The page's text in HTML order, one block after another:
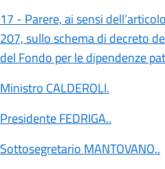
17 - Parere, ai sensi
207, sullo schema di decreto
del Fondo per le dipendenze
Ministro CALDEROLI.
Presidente FEDRIGA..
Sottosegretario MANTOVANO..